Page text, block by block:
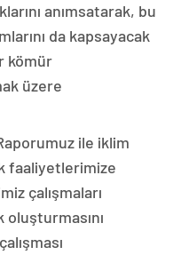
anımsatarak, bu
da kapsayacak
kömür
üzere
ile iklim
faaliyetlerimize
çalışmaları
oluşturmasını